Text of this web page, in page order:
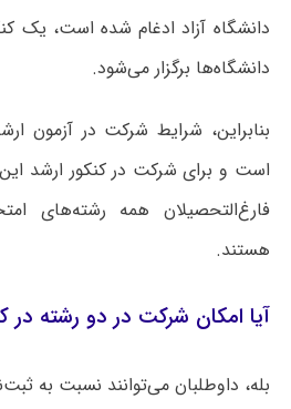
دانشگاه آزاد ادغام شده است، یک
دانشگاه‌ها برگزار می‌شود.
بنابراین، شرایط شرکت در آزمون
است و برای شرکت در کنکور ارشد
فارغ‌التحصیلان همه رشته‌های
هستند.
آیا امکان شرکت در دو رشته در
بله، داوطلبان می‌توانند نسبت به